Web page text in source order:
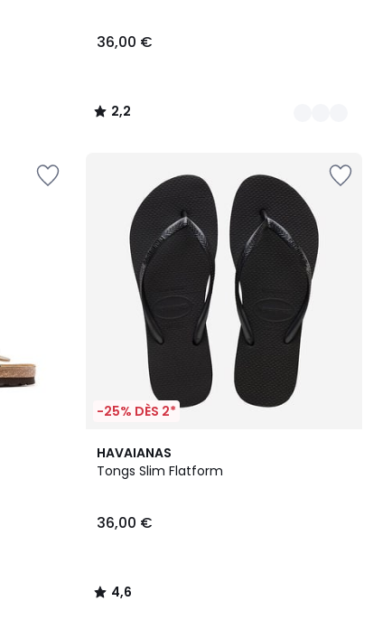
36,00 €
2,2
/
-25% DÈS 2*
HAVAIANAS
Tongs Slim Flatform
36,00 €
4,6
/ 5
4,6
/